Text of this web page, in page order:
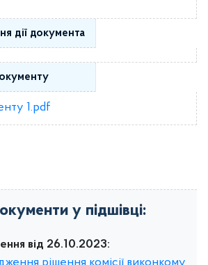
дії документа
1.pdf
у підшівці:
від 26.10.2023: